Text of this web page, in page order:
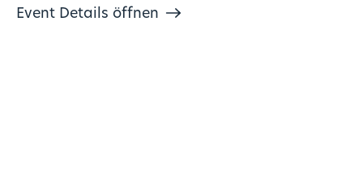
Event Details öffnen